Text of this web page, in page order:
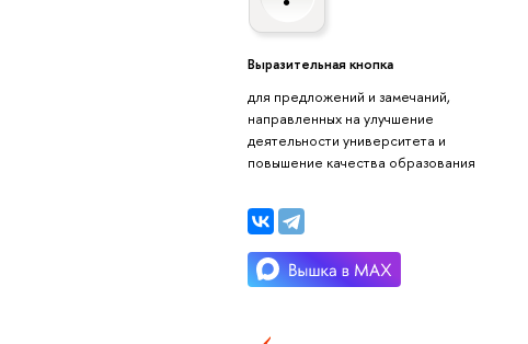
Выразительная кнопка
для предложений и замечаний,
направленных на улучшение
деятельности университета и
повышение качества образования